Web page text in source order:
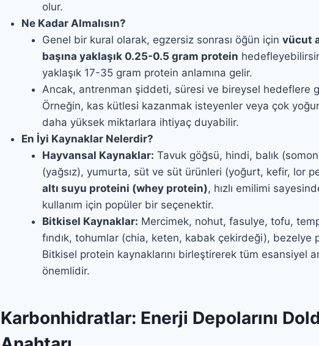
olur.
Ne Kadar Almalısın?
Genel bir kural olarak, egzersiz sonrası öğün için vücut
başına yaklaşık 0.25-0.5 gram protein
yaklaşık 17-35 gram protein anlamına gelir.
Ancak, antrenman şiddeti, süresi ve bireysel hedeflere
Örneğin, kas kütlesi kazanmak isteyenler veya çok
daha yüksek miktarlara ihtiyaç duyabilir.
En İyi Kaynaklar Nelerdir?
Hayvansal Kaynaklar: Tavuk göğsü, hindi, balık (somon,
(yağsız), yumurta, süt ve süt ürünleri (yoğurt, kefir, lor
altı suyu proteini (whey protein), hızlı emilimi
kullanım için popüler bir seçenektir.
Bitkisel Kaynaklar: Mercimek, nohut, fasulye, tofu,
fındık, tohumlar (chia, keten, kabak çekirdeği), bezelye
Bitkisel protein kaynaklarını birleştirerek tüm esansiyel
önemlidir.
Karbonhidratlar: Enerji Depolarını